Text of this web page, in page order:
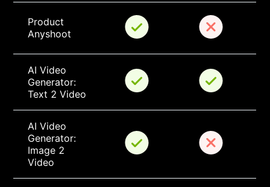
Product
Anyshoot
AI Video
Generator:
Text 2 Video
AI Video
Generator:
Image 2
Video